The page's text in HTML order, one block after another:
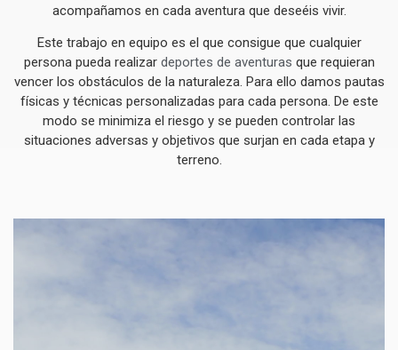
acompañamos en cada aventura que deseéis vivir.
Este trabajo en equipo es el que consigue que cualquier
persona pueda realizar deportes de aventuras que requieran
vencer los obstáculos de la naturaleza. Para ello damos pautas
físicas y técnicas personalizadas para cada persona. De este
modo se minimiza el riesgo y se pueden controlar las
situaciones adversas y objetivos que surjan en cada etapa y
terreno.